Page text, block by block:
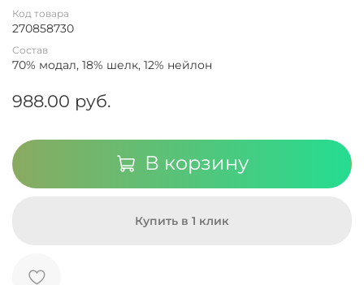
Код товара
270858730
Состав
70% модал, 18% шелк, 12% нейлон
988.00 руб.
В корзину
Купить в 1 клик